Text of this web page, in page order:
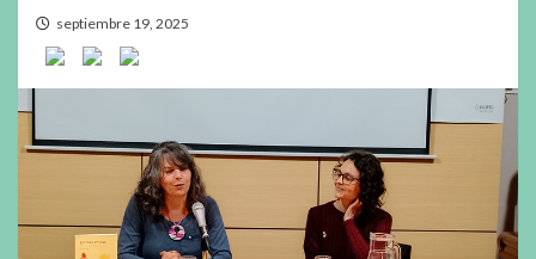
septiembre 19, 2025